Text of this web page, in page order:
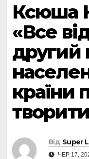
Ксюша
«Все
другий
країни
Від Super
ЧЕР 17,